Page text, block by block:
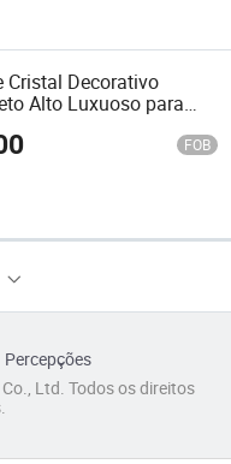
Cristal Decorativo
Alto Luxuoso para
Estar Lustre
FOB
Percepções
Ltd. Todos os direitos